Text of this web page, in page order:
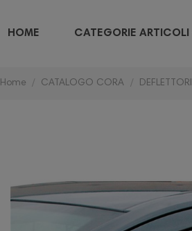
HOME CATEGORIE ARTICOLI
Home CATALOGO CORA DEFLETTORI